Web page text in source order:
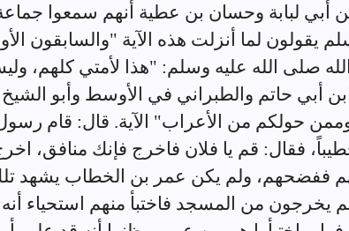
أبي لبابة وحسان بن عطية أنهم سمعوا
يقولون لما أنزلت هذه الآية "والسابقون
صلى الله عليه وسلم: "هذا لأمتي كلهم،
أبي حاتم والطبراني في الأوسط وأبو
حولكم من الأعراب" الآية. قال: قام
فقال: قم يا فلان فاخرج فإنك منافق،
ففضحهم، ولم يكن عمر بن الخطاب يشهد
يخرجون من المسجد فاختبأ منهم استحياء